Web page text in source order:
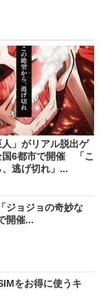
人」がリアル脱出ゲ
国6都市で開催 「こ
逃げ切れ」...
ジョジョの奇妙な
開催...
をお得に使うキ